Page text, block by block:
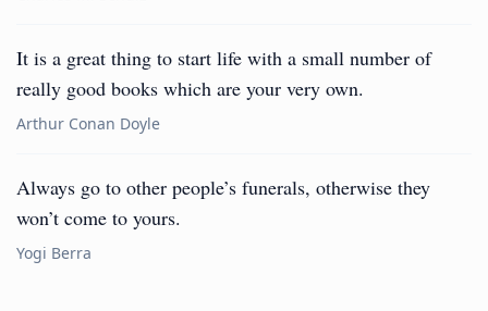
It is a great thing to start life with a small number of
really good books which are your very own.
Arthur Conan Doyle
Always go to other people’s funerals, otherwise they
won’t come to yours.
Yogi Berra